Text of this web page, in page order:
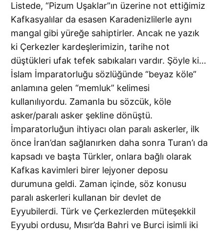
Listede, “Pizum Uşaklar”ın üzerine not ettiğimiz
Kafkasyalılar da esasen Karadenizlilerle aynı
mangal gibi yüreğe sahiptirler. Ancak ne yazık
ki Çerkezler kardeşlerimizin, tarihe not
düştükleri ufak tefek sabıkaları vardır. Şöyle ki…
İslam İmparatorluğu sözlüğünde “beyaz köle”
anlamına gelen “memluk” kelimesi
kullanılıyordu. Zamanla bu sözcük, köle
asker/paralı asker şekline dönüştü.
İmparatorluğun ihtiyacı olan paralı askerler, ilk
önce İran’dan sağlanırken daha sonra Turan’ı da
kapsadı ve başta Türkler, onlara bağlı olarak
Kafkas kavimleri birer lejyoner deposu
durumuna geldi. Zaman içinde, söz konusu
paralı askerleri kullanan bir devlet de
Eyyubilerdi. Türk ve Çerkezlerden müteşekkil
Eyyubi ordusu, Mısır’da Bahri ve Burci isimli iki